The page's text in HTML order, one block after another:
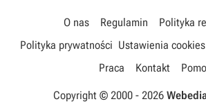
O nas Regulamin
Polityka
Polityka prywatności Ustawienia cookies
Praca
Kontakt
Copyright © 2000 - 2026